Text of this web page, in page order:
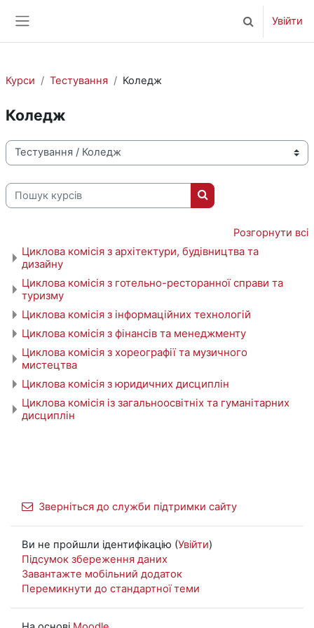
Увійти
Курси Тестування Коледж
Коледж
Категорії курсів
Пошук курсів
Пошук курсів
Розгорнути всі
Циклова комісія з архітектури, будівництва та
дизайну
Циклова комісія з готельно-ресторанної справи та
туризму
Циклова комісія з інформаційних технологій
Циклова комісія з фінансів та менеджменту
Циклова комісія з хореографії та музичного
мистецтва
Циклова комісія з юридичних дисциплін
Циклова комісія із загальноосвітніх та гуманітарних
дисциплін
Зверніться до служби підтримки сайту
Ви не пройшли ідентифікацію (Увійти)
Підсумок збереження даних
Завантажте мобільний додаток
Перемикнути до стандартної теми